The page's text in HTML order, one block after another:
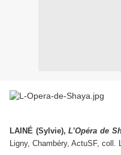
LAINÉ (Sylvie),L’Opéra de
Ligny, Chambéry, ActuSF,